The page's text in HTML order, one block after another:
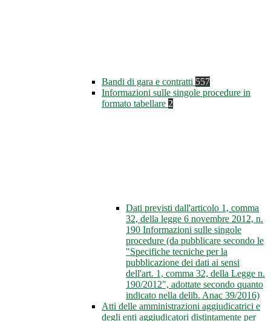
Bandi di gara e contratti 557
Informazioni sulle singole procedure in
formato tabellare 2
Dati previsti dall'articolo 1, comma
32, della legge 6 novembre 2012, n.
190 Informazioni sulle singole
procedure (da pubblicare secondo le
"Specifiche tecniche per la
pubblicazione dei dati ai sensi
dell'art. 1, comma 32, della Legge n.
190/2012", adottate secondo quanto
indicato nella delib. Anac 39/2016)
Atti delle amministrazioni aggiudicatrici e
degli enti aggiudicatori distintamente per